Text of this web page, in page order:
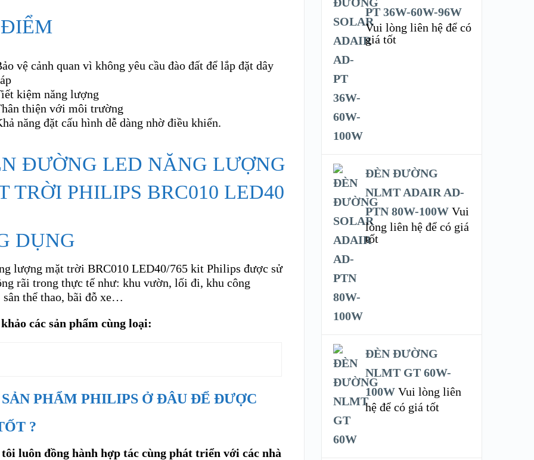
vệ cảnh quan vì không yêu cầu đào đất để lắp đặt dây
kiệm năng lượng
thiện với môi trường
năng đặt cấu hình dễ dàng nhờ điều khiển.
DỤNG
lượng mặt trời BRC010 LED40/765 kit Philips được sử
rãi trong thực tế như: khu vườn, lối đi, khu công
sân thể thao, bãi đỗ xe…
các sản phẩm cùng loại:
PHẨM PHILIPS Ở ĐÂU ĐỂ ĐƯỢC
?
luôn đồng hành hợp tác cùng phát triển với các nhà
PT 36W-60W-96W
Vui lòng liên hệ để có
giá tốt
ĐÈN ĐƯỜNG
NLMT ADAIR AD-
PTN 80W-100W Vui
lòng liên hệ để có giá
tốt
ĐÈN ĐƯỜNG
NLMT GT 60W-
100W Vui lòng liên
hệ để có giá tốt